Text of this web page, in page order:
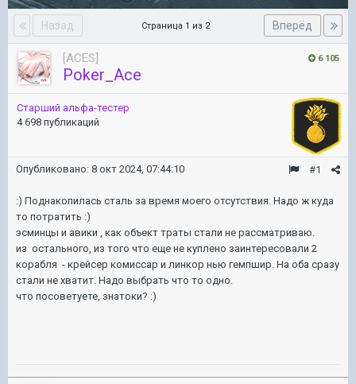
Назад Вперёд
Страница 1 из 2
6 105
[ACES]
Poker_Ace
Старший альфа-тестер
4 698 публикаций
#1
Опубликовано: 8 окт 2024, 07:44:10
:) Поднакопилась сталь за время моего отсутствия. Надо ж куда
то потратить :)
эсминцы и авики , как объект траты стали не рассматриваю.
из остального, из того что еще не куплено заинтересовали 2
корабля - крейсер комиссар и линкор нью гемпшир. На оба сразу
стали не хватит. Надо выбрать что то одно.
что посоветуете, знатоки? :)